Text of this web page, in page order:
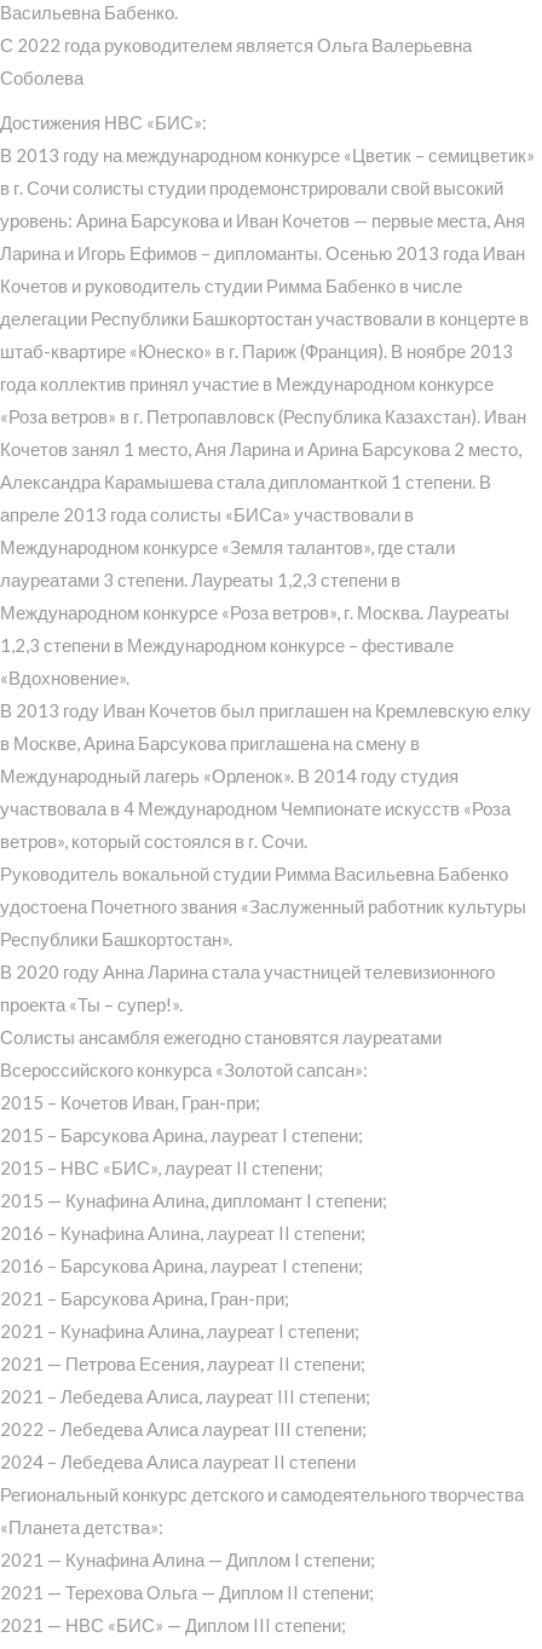
Васильевна Бабенко.
С 2022 года руководителем является Ольга Валерьевна
Соболева
Достижения НВС «БИС»:
В 2013 году на международном конкурсе «Цветик – семицветик»
в г. Сочи солисты студии продемонстрировали свой высокий
уровень: Арина Барсукова и Иван Кочетов — первые места, Аня
Ларина и Игорь Ефимов – дипломанты. Осенью 2013 года Иван
Кочетов и руководитель студии Римма Бабенко в числе
делегации Республики Башкортостан участвовали в концерте в
штаб-квартире «Юнеско» в г. Париж (Франция). В ноябре 2013
года коллектив принял участие в Международном конкурсе
«Роза ветров» в г. Петропавловск (Республика Казахстан). Иван
Кочетов занял 1 место, Аня Ларина и Арина Барсукова 2 место,
Александра Карамышева стала дипломанткой 1 степени. В
апреле 2013 года солисты «БИСа» участвовали в
Международном конкурсе «Земля талантов», где стали
лауреатами 3 степени. Лауреаты 1,2,3 степени в
Международном конкурсе «Роза ветров», г. Москва. Лауреаты
1,2,3 степени в Международном конкурсе – фестивале
«Вдохновение».
В 2013 году Иван Кочетов был приглашен на Кремлевскую елку
в Москве, Арина Барсукова приглашена на смену в
Международный лагерь «Орленок». В 2014 году студия
участвовала в 4 Международном Чемпионате искусств «Роза
ветров», который состоялся в г. Сочи.
Руководитель вокальной студии Римма Васильевна Бабенко
удостоена Почетного звания «Заслуженный работник культуры
Республики Башкортостан».
В 2020 году Анна Ларина стала участницей телевизионного
проекта «Ты – супер!».
Солисты ансамбля ежегодно становятся лауреатами
Всероссийского конкурса «Золотой сапсан»:
2015 – Кочетов Иван, Гран-при;
2015 – Барсукова Арина, лауреат I степени;
2015 – НВС «БИС», лауреат II степени;
2015 — Кунафина Алина, дипломант I степени;
2016 – Кунафина Алина, лауреат II степени;
2016 – Барсукова Арина, лауреат I степени;
2021 – Барсукова Арина, Гран-при;
2021 – Кунафина Алина, лауреат I степени;
2021 — Петрова Есения, лауреат II степени;
2021 – Лебедева Алиса, лауреат III степени;
2022 – Лебедева Алиса лауреат III степени;
2024 – Лебедева Алиса лауреат II степени
Региональный конкурс детского и самодеятельного творчества
«Планета детства»:
2021 — Кунафина Алина — Диплом I степени;
2021 — Терехова Ольга — Диплом II степени;
2021 — НВС «БИС» — Диплом III степени;